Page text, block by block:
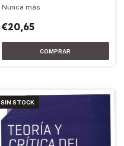
Nunca más
€20,65
SIN STOCK